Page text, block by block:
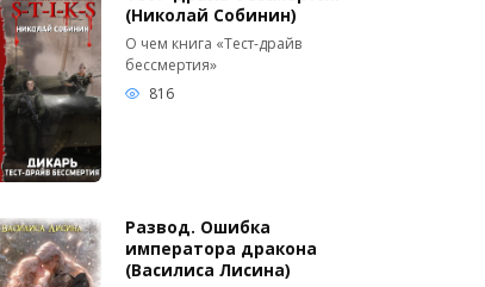
(Николай Собинин)
О чем книга «Тест-драйв
бессмертия»
816
Развод. Ошибка
императора дракона
(Василиса Лисина)